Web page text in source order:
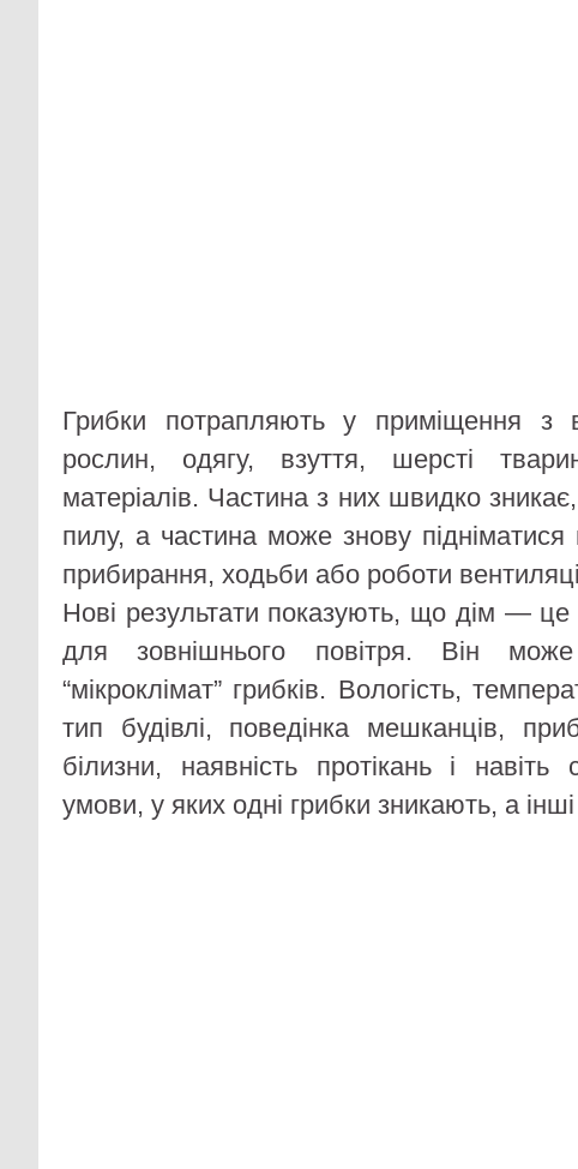
Грибки потрапляють у приміщення з
рослин, одягу, взуття, шерсті
матеріалів. Частина з них швидко
пилу, а частина може знову підніматися
прибирання, ходьби або роботи
Нові результати показують, що дім — це
для зовнішнього повітря. Він
“мікроклімат” грибків. Вологість,
тип будівлі, поведінка мешканців,
білизни, наявність протікань і
умови, у яких одні грибки зникають, а